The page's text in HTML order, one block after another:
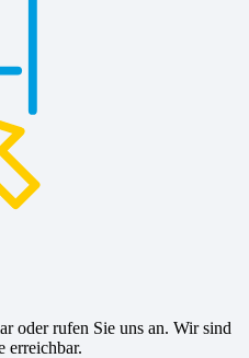
oder rufen Sie uns an. Wir sind
erreichbar.